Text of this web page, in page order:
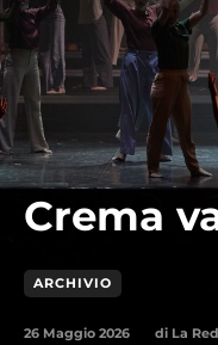
Crema
ARCHIVIO
26 Maggio 2026 di La